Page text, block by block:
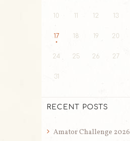
10 11 12 13
17 18 19 20
24 25 26 27
31
RECENT POSTS
Amator Challenge 2026